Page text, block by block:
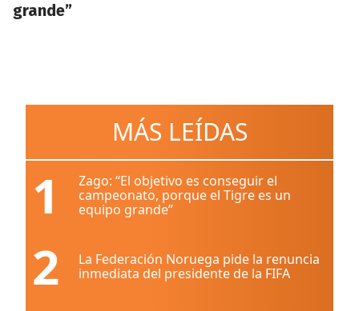
grande”
MÁS LEÍDAS
1
Zago: “El objetivo es conseguir el
campeonato, porque el Tigre es un
equipo grande”
2
La Federación Noruega pide la renuncia
inmediata del presidente de la FIFA